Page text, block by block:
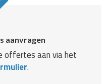
aanvragen
offertes aan via het
.